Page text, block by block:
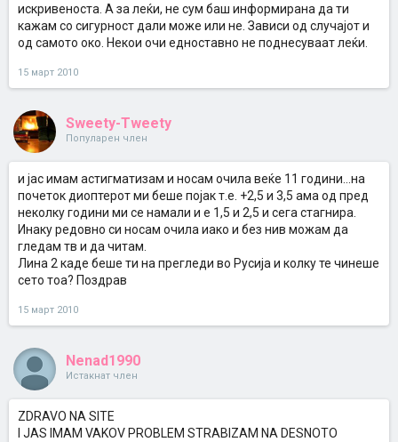
искривеноста. А за леќи, не сум баш информирана да ти
кажам со сигурност дали може или не. Зависи од случајот и
од самото око. Некои очи едноставно не поднесуваат леќи.
15 март 2010
Sweety-Tweety
Популарен член
и јас имам астигматизам и носам очила веќе 11 години...на
почеток диоптерот ми беше појак т.е. +2,5 и 3,5 ама од пред
неколку години ми се намали и е 1,5 и 2,5 и сега стагнира.
Инаку редовно си носам очила иако и без нив можам да
гледам тв и да читам.
Лина 2 каде беше ти на прегледи во Русија и колку те чинеше
сето тоа? Поздрав
15 март 2010
Nenad1990
Истакнат член
ZDRAVO NA SITE
I JAS IMAM VAKOV PROBLEM STRABIZAM NA DESNOTO